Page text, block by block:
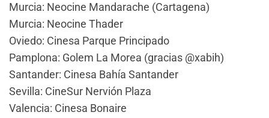
Murcia: Neocine Mandarache (Cartagena)
Murcia: Neocine Thader
Oviedo: Cinesa Parque Principado
Pamplona: Golem La Morea (gracias @xabih)
Santander: Cinesa Bahía Santander
Sevilla: CineSur Nervión Plaza
Valencia: Cinesa Bonaire